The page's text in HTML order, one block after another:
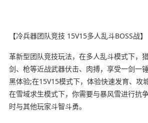
【冷兵器团队竞技 15V15多人乱斗BOSS战】
革新型团队竞技玩法，在多人乱斗模式下，
剑、枪等近战武器伏击、肉搏，享受一剑一
黑体验;在15V15模式下，体验快速发育、攻
在雪域求生模式下，你需要与暴风雪进行抗
时与其他玩家斗智斗勇。